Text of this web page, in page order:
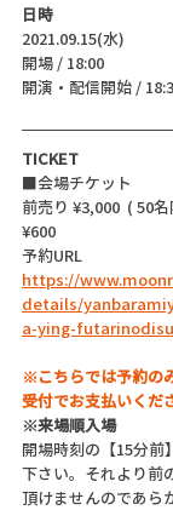
日時
2021.09.15(水)
開場 / 18:00
開演・配信開始 /
TICKET
■会場チケット
前売り ¥3,000  ( 50
¥600
予約URL
https://
details/
a-ying-
※こちらでは予約の
受付でお支払いくだ
※来場順入場
開場時刻の【15分前
下さい。それより前
頂けませんのであら